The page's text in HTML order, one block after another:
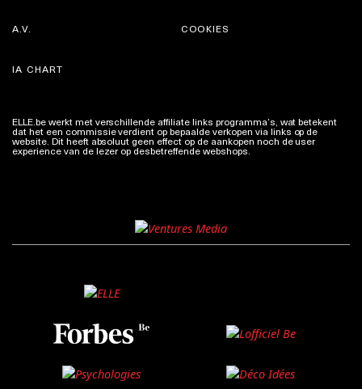
A.V.
IA CHART
COOKIES
ELLE.be werkt met verschillende affiliate links programma’s, wat betekent
dat het een commissie verdient op bepaalde verkopen via links op de
website. Dit heeft absoluut geen effect op de aankopen noch de user
experience van de lezer op desbetreffende webshops.